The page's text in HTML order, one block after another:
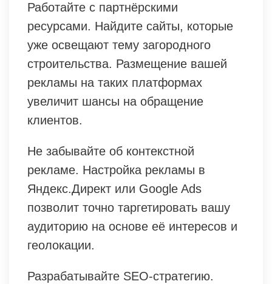
Работайте с партнёрскими
ресурсами. Найдите сайты, которые
уже освещают тему загородного
строительства. Размещение вашей
рекламы на таких платформах
увеличит шансы на обращение
клиентов.
Не забывайте об контекстной
рекламе. Настройка рекламы в
Яндекс.Директ или Google Ads
позволит точно таргетировать вашу
аудиторию на основе её интересов и
геолокации.
Разрабатывайте SEO-стратегию.